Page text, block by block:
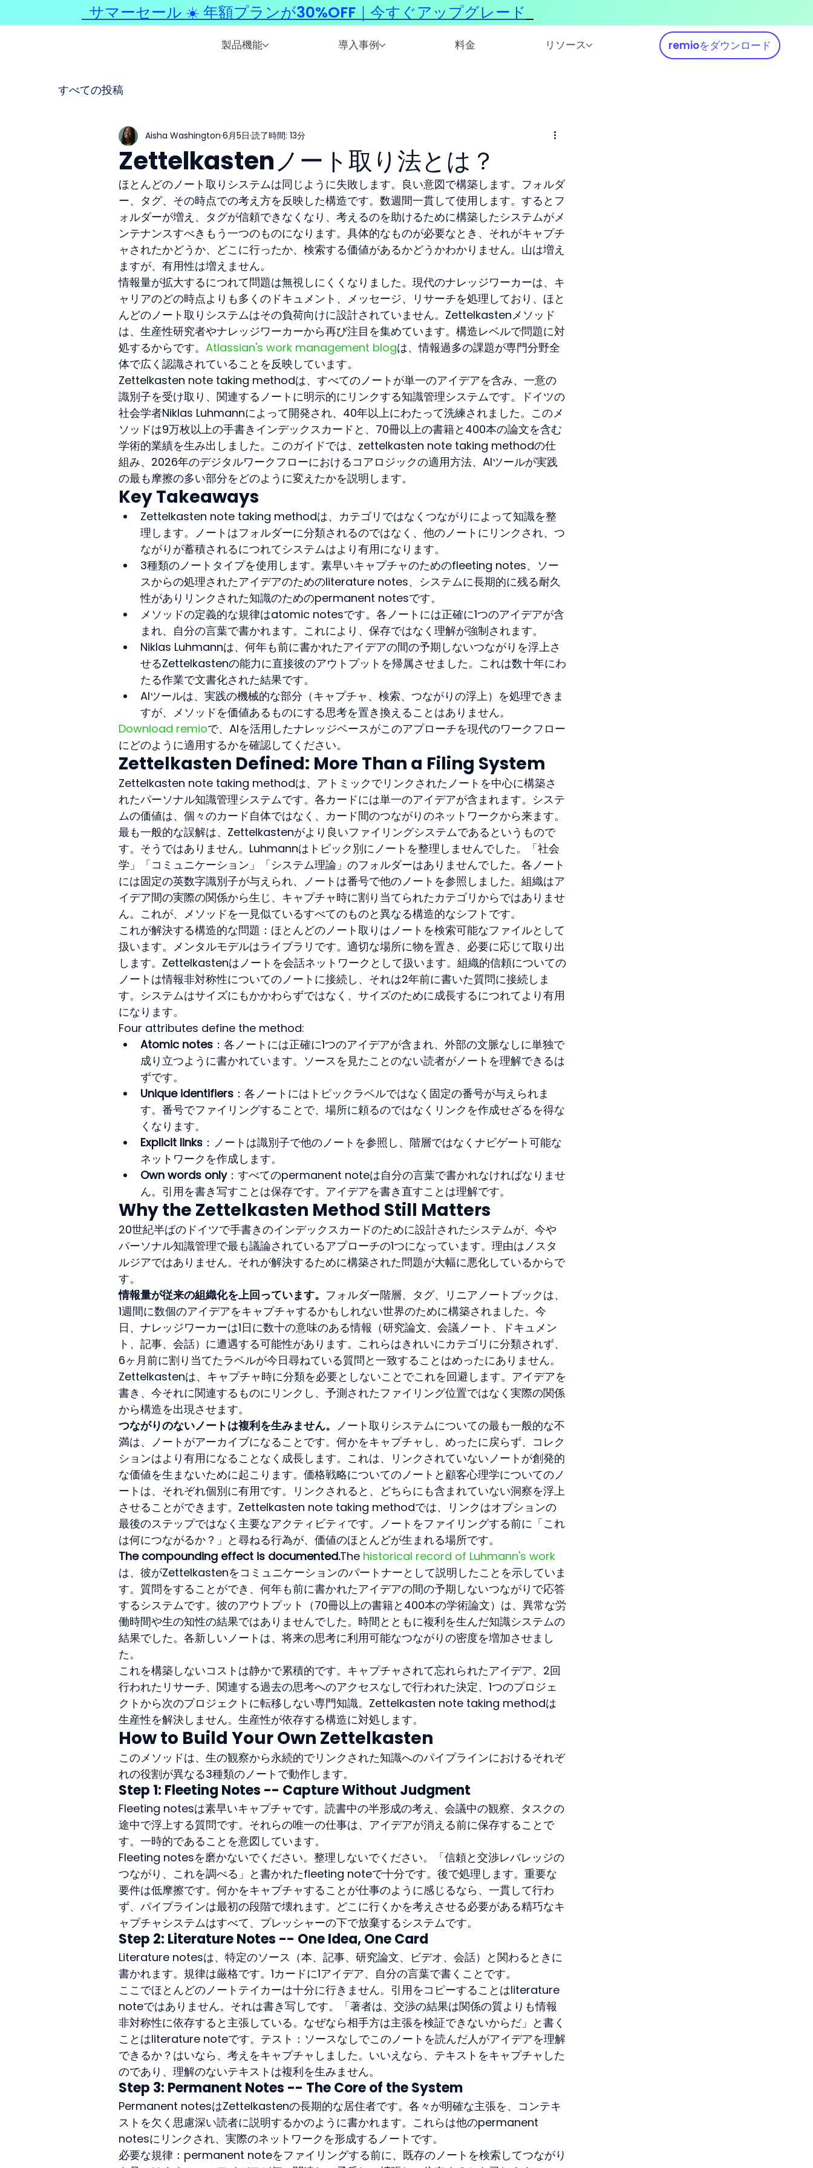
製品機能 導入事例 料金 リソース remioをダウンロード
すべての投稿
Zettelkastenノート取り法とは？
Aisha Washington 6月5日 読了時間: 13分
ほとんどのノート取りシステムは同じように失敗します。良い意図で構築します。フォルダ
ー、タグ、その時点での考え方を反映した構造です。数週間一貫して使用します。するとフ
ォルダーが増え、タグが信頼できなくなり、考えるのを助けるために構築したシステムがメ
ンテナンスすべきもう一つのものになります。具体的なものが必要なとき、それがキャプチ
ャされたかどうか、どこに行ったか、検索する価値があるかどうかわかりません。山は増え
ますが、有用性は増えません。
情報量が拡大するにつれて問題は無視しにくくなりました。現代のナレッジワーカーは、キ
ャリアのどの時点よりも多くのドキュメント、メッセージ、リサーチを処理しており、ほと
んどのノート取りシステムはその負荷向けに設計されていません。Zettelkastenメソッド
は、生産性研究者やナレッジワーカーから再び注目を集めています。構造レベルで問題に対
処するからです。 Atlassian's work management blogは、情報過多の課題が専門分野全
体で広く認識されていることを反映しています。
Zettelkasten note taking methodは、すべてのノートが単一のアイデアを含み、一意の
識別子を受け取り、関連するノートに明示的にリンクする知識管理システムです。ドイツの
社会学者Niklas Luhmannによって開発され、40年以上にわたって洗練されました。このメ
ソッドは9万枚以上の手書きインデックスカードと、70冊以上の書籍と400本の論文を含む
学術的業績を生み出しました。このガイドでは、zettelkasten note taking methodの仕
組み、2026年のデジタルワークフローにおけるコアロジックの適用方法、AIツールが実践
の最も摩擦の多い部分をどのように変えたかを説明します。
Key Takeaways
Zettelkasten note taking methodは、カテゴリではなくつながりによって知識を整
理します。ノートはフォルダーに分類されるのではなく、他のノートにリンクされ、つ
ながりが蓄積されるにつれてシステムはより有用になります。
3種類のノートタイプを使用します。素早いキャプチャのためのfleeting notes、ソー
スからの処理されたアイデアのためのliterature notes、システムに長期的に残る耐久
性がありリンクされた知識のためのpermanent notesです。
メソッドの定義的な規律はatomic notesです。各ノートには正確に1つのアイデアが含
まれ、自分の言葉で書かれます。これにより、保存ではなく理解が強制されます。
Niklas Luhmannは、何年も前に書かれたアイデアの間の予期しないつながりを浮上さ
せるZettelkastenの能力に直接彼のアウトプットを帰属させました。これは数十年にわ
たる作業で文書化された結果です。
AIツールは、実践の機械的な部分（キャプチャ、検索、つながりの浮上）を処理できま
すが、メソッドを価値あるものにする思考を置き換えることはありません。
Download remioで、AIを活用したナレッジベースがこのアプローチを現代のワークフロー
にどのように適用するかを確認してください。
Zettelkasten Defined: More Than a Filing System
Zettelkasten note taking methodは、アトミックでリンクされたノートを中心に構築さ
れたパーソナル知識管理システムです。各カードには単一のアイデアが含まれます。システ
ムの価値は、個々のカード自体ではなく、カード間のつながりのネットワークから来ます。
最も一般的な誤解は、Zettelkastenがより良いファイリングシステムであるというもので
す。そうではありません。Luhmannはトピック別にノートを整理しませんでした。「社会
学」「コミュニケーション」「システム理論」のフォルダーはありませんでした。各ノート
には固定の英数字識別子が与えられ、ノートは番号で他のノートを参照しました。組織はア
イデア間の実際の関係から生じ、キャプチャ時に割り当てられたカテゴリからではありませ
ん。これが、メソッドを一見似ているすべてのものと異なる構造的なシフトです。
これが解決する構造的な問題：ほとんどのノート取りはノートを検索可能なファイルとして
扱います。メンタルモデルはライブラリです。適切な場所に物を置き、必要に応じて取り出
します。Zettelkastenはノートを会話ネットワークとして扱います。組織的信頼についての
ノートは情報非対称性についてのノートに接続し、それは2年前に書いた質問に接続しま
す。システムはサイズにもかかわらずではなく、サイズのために成長するにつれてより有用
になります。
Four attributes define the method:
Atomic notes ：各ノートには正確に1つのアイデアが含まれ、外部の文脈なしに単独で
成り立つように書かれています。ソースを見たことのない読者がノートを理解できるは
ずです。
Unique identifiers ：各ノートにはトピックラベルではなく固定の番号が与えられま
す。番号でファイリングすることで、場所に頼るのではなくリンクを作成せざるを得な
くなります。
Explicit links ：ノートは識別子で他のノートを参照し、階層ではなくナビゲート可能な
ネットワークを作成します。
Own words only：すべてのpermanent noteは自分の言葉で書かれなければなりませ
ん。引用を書き写すことは保存です。アイデアを書き直すことは理解です。
Why the Zettelkasten Method Still Matters
20世紀半ばのドイツで手書きのインデックスカードのために設計されたシステムが、今や
パーソナル知識管理で最も議論されているアプローチの1つになっています。理由はノスタ
ルジアではありません。それが解決するために構築された問題が大幅に悪化しているからで
す。
情報量が従来の組織化を上回っています。 フォルダー階層、タグ、リニアノートブックは、
1週間に数個のアイデアをキャプチャするかもしれない世界のために構築されました。今
日、ナレッジワーカーは1日に数十の意味のある情報（研究論文、会議ノート、ドキュメン
ト、記事、会話）に遭遇する可能性があります。これらはきれいにカテゴリに分類されず、
6ヶ月前に割り当てたラベルが今日尋ねている質問と一致することはめったにありません。
Zettelkastenは、キャプチャ時に分類を必要としないことでこれを回避します。アイデアを
書き、今それに関連するものにリンクし、予測されたファイリング位置ではなく実際の関係
から構造を出現させます。
つながりのないノートは複利を生みません。 ノート取りシステムについての最も一般的な不
満は、ノートがアーカイブになることです。何かをキャプチャし、めったに戻らず、コレク
ションはより有用になることなく成長します。これは、リンクされていないノートが創発的
な価値を生まないために起こります。価格戦略についてのノートと顧客心理学についてのノ
ートは、それぞれ個別に有用です。リンクされると、どちらにも含まれていない洞察を浮上
させることができます。Zettelkasten note taking methodでは、リンクはオプションの
最後のステップではなく主要なアクティビティです。ノートをファイリングする前に「これ
は何につながるか？」と尋ねる行為が、価値のほとんどが生まれる場所です。
The compounding effect is documented.The historical record of Luhmann's work
は、彼がZettelkastenをコミュニケーションのパートナーとして説明したことを示していま
す。質問をすることができ、何年も前に書かれたアイデアの間の予期しないつながりで応答
するシステムです。彼のアウトプット（70冊以上の書籍と400本の学術論文）は、異常な労
働時間や生の知性の結果ではありませんでした。時間とともに複利を生んだ知識システムの
結果でした。各新しいノートは、将来の思考に利用可能なつながりの密度を増加させまし
た。
これを構築しないコストは静かで累積的です。キャプチャされて忘れられたアイデア、2回
行われたリサーチ、関連する過去の思考へのアクセスなしで行われた決定、1つのプロジェ
クトから次のプロジェクトに転移しない専門知識。Zettelkasten note taking methodは
生産性を解決しません。生産性が依存する構造に対処します。
How to Build Your Own Zettelkasten
このメソッドは、生の観察から永続的でリンクされた知識へのパイプラインにおけるそれぞ
れの役割が異なる3種類のノートで動作します。
Step 1: Fleeting Notes -- Capture Without Judgment
Fleeting notesは素早いキャプチャです。読書中の半形成の考え、会議中の観察、タスクの
途中で浮上する質問です。それらの唯一の仕事は、アイデアが消える前に保存することで
す。一時的であることを意図しています。
Fleeting notesを磨かないでください。整理しないでください。「信頼と交渉レバレッジの
つながり、これを調べる」と書かれたfleeting noteで十分です。後で処理します。重要な
要件は低摩擦です。何かをキャプチャすることが仕事のように感じるなら、一貫して行わ
ず、パイプラインは最初の段階で壊れます。どこに行くかを考えさせる必要がある精巧なキ
ャプチャシステムはすべて、プレッシャーの下で放棄するシステムです。
Step 2: Literature Notes -- One Idea, One Card
Literature notesは、特定のソース（本、記事、研究論文、ビデオ、会話）と関わるときに
書かれます。規律は厳格です。1カードに1アイデア、自分の言葉で書くことです。
ここでほとんどのノートテイカーは十分に行きません。引用をコピーすることはliterature
noteではありません。それは書き写しです。「著者は、交渉の結果は関係の質よりも情報
非対称性に依存すると主張している。なぜなら相手方は主張を検証できないからだ」と書く
ことはliterature noteです。テスト：ソースなしでこのノートを読んだ人がアイデアを理解
できるか？はいなら、考えをキャプチャしました。いいえなら、テキストをキャプチャした
のであり、理解のないテキストは複利を生みません。
Step 3: Permanent Notes -- The Core of the System
Permanent notesはZettelkastenの長期的な居住者です。各々が明確な主張を、コンテキ
ストを欠く思慮深い読者に説明するかのように書かれます。これらは他のpermanent
notesにリンクされ、実際のネットワークを形成するノートです。
必要な規律：permanent noteをファイリングする前に、既存のノートを検索してつながり
サマーセール ☀️ 年額プランが30%OFF｜今すぐアップグレード